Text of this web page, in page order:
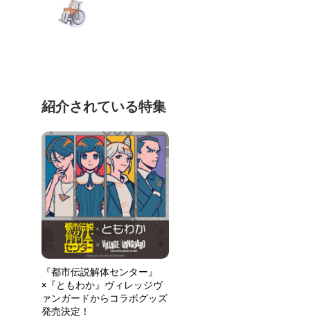
紹介されている特集
『都市伝説解体センター』
×『ともわか』ヴィレッジヴ
ァンガードからコラボグッズ
発売決定！